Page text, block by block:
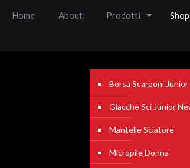
Home About Prodotti Shop
Borsa Scarponi Junior
Giacche Sci Junior
Mantelle Sciatore
Micropile Donna